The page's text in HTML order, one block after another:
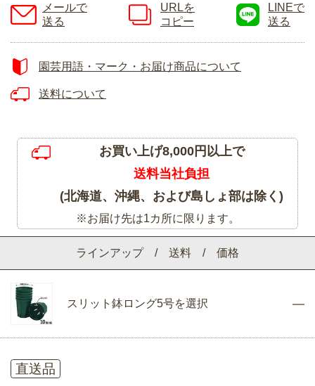
ラインアップ / 送料 / 価格
スリット鉢ロング5号を選択
直送品
メールで
送る
URLを
コピー
LINEで
送る
園芸用語・マーク・お届け商品について
送料について
お買い上げ8,000円以上で
送料当社負担
(北海道、沖縄、および島しょ部は除く)
※お届け先は1カ所に限ります。